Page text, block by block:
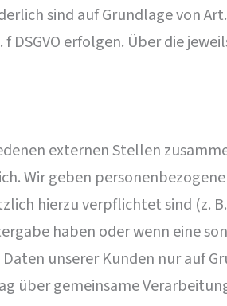
sind auf Grundlage von
DSGVO erfolgen. Über die
externen Stellen
Wir geben
hierzu verpflichtet sind (z.
haben oder wenn eine
unserer Kunden nur auf
über gemeinsame